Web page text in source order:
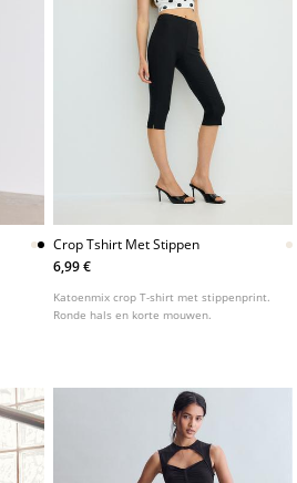
Crop Tshirt Met Stippen
6,99 €
Katoenmix crop T-shirt met stippenprint.
Ronde hals en korte mouwen.